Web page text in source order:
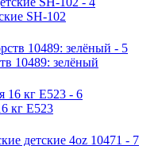
SH-102
10489: зелёный
кг E523